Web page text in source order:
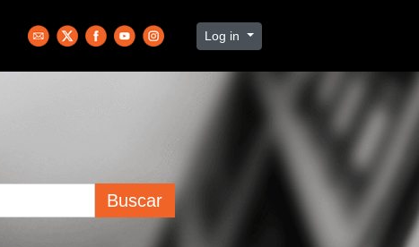
Log in
Buscar